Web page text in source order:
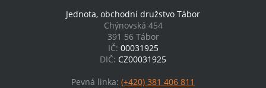
Jednota, obchodní družstvo Tábor
Chýnovská 454
391 56 Tábor
IČ: 00031925
DIČ: CZ00031925
Pevná linka: (+420) 381 406 811